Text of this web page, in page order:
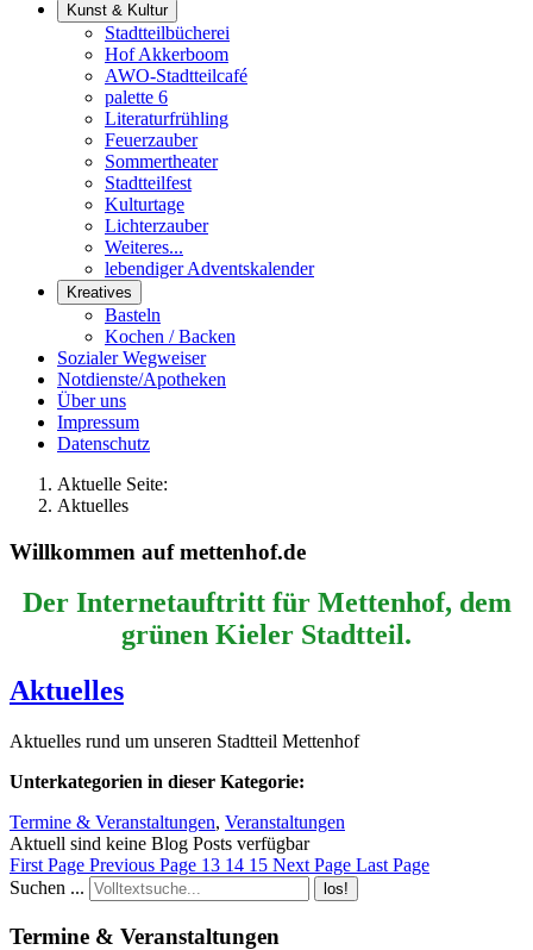
Kunst & Kultur
Stadtteilbücherei
Hof Akkerboom
AWO-Stadtteilcafé
palette 6
Literaturfrühling
Feuerzauber
Sommertheater
Stadtteilfest
Kulturtage
Lichterzauber
Weiteres...
lebendiger Adventskalender
Kreatives
Basteln
Kochen / Backen
Sozialer Wegweiser
Notdienste/Apotheken
Über uns
Impressum
Datenschutz
Aktuelle Seite:
Aktuelles
Willkommen auf mettenhof.de
Der Internetauftritt für Mettenhof, dem
grünen Kieler Stadtteil.
Aktuelles
Aktuelles rund um unseren Stadtteil Mettenhof
Unterkategorien in dieser Kategorie:
Termine & Veranstaltungen, Veranstaltungen
Aktuell sind keine Blog Posts verfügbar
First Page Previous Page 13 14 15 Next Page Last Page
Suchen ...
los!
Termine & Veranstaltungen